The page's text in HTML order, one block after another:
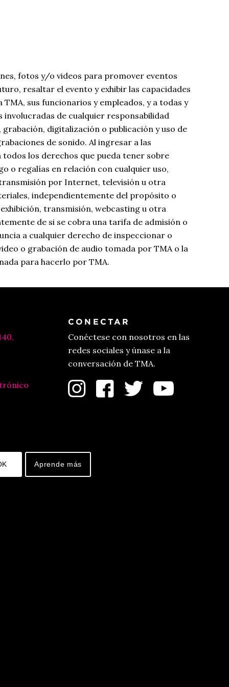
fotos y/o videos para promover eventos
resaltar el evento y exhibir las capacidades
TMA, sus funcionarios y empleados, y a todas y
involucradas de cualquier responsabilidad
digitalización o publicación y uso de
de sonido. Al ingresar a las
los derechos que pueda tener sobre
o regalías en relación con cualquier uso,
por Internet, televisión u otra
independientemente del propósito o
transmisión, webcasting u otra
de si se cobra una tarifa de admisión o
a cualquier derecho de inspeccionar o
o grabación de audio tomada por TMA o la
para hacerlo por TMA.
CONECTAR
Conéctese con nosotros en las
redes sociales y únase a la
conversación de TMA.
Aprende más